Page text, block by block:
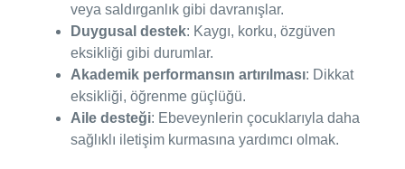
veya saldırganlık gibi davranışlar.
Duygusal destek: Kaygı, korku, özgüven
eksikliği gibi durumlar.
Akademik performansın artırılması: Dikkat
eksikliği, öğrenme güçlüğü.
Aile desteği: Ebeveynlerin çocuklarıyla daha
sağlıklı iletişim kurmasına yardımcı olmak.